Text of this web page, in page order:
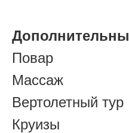
Повар
Массаж
Вертолетный тур
Круизы